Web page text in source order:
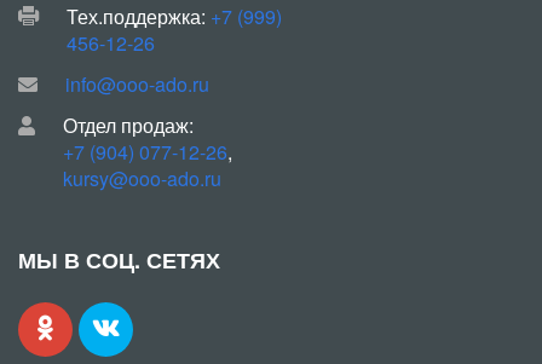
Тех.поддержка: +7 (999)
456-12-26
info@ooo-ado.ru
Отдел продаж:
+7 (904) 077-12-26,
kursy@ooo-ado.ru
МЫ В СОЦ. СЕТЯХ